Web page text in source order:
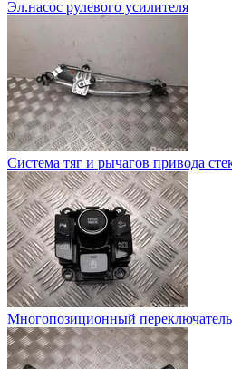
Эл.насос рулевого усилителя
Система тяг и рычагов привода
Многопозиционный переключатель